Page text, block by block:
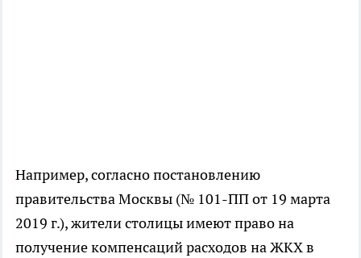
Например, согласно постановлению
правительства Москвы (№ 101-ПП от 19 марта
2019 г.), жители столицы имеют право на
получение компенсаций расходов на ЖКХ в